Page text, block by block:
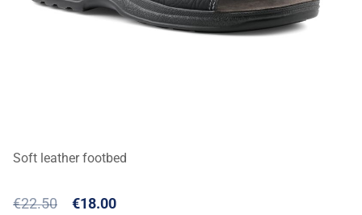
Soft leather footbed
€22.50 €18.00